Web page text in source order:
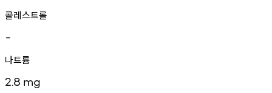
콜레스트롤
-
나트륨
2.8 mg